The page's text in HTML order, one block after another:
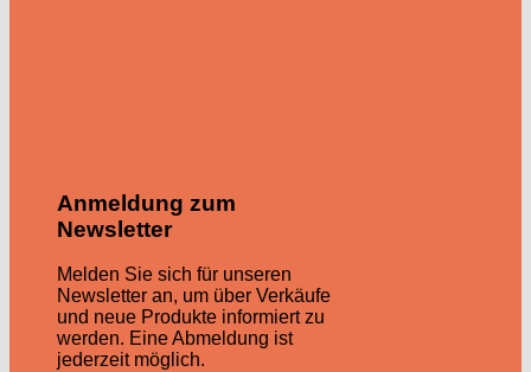
Anmeldung zum
Newsletter
Melden Sie sich für unseren
Newsletter an, um über Verkäufe
und neue Produkte informiert zu
werden. Eine Abmeldung ist
jederzeit möglich.